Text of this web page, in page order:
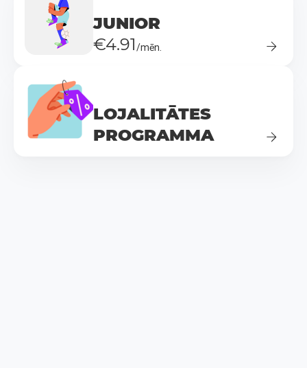
JUNIOR
€4.91/mēn.
LOJALITĀTES
PROGRAMMA